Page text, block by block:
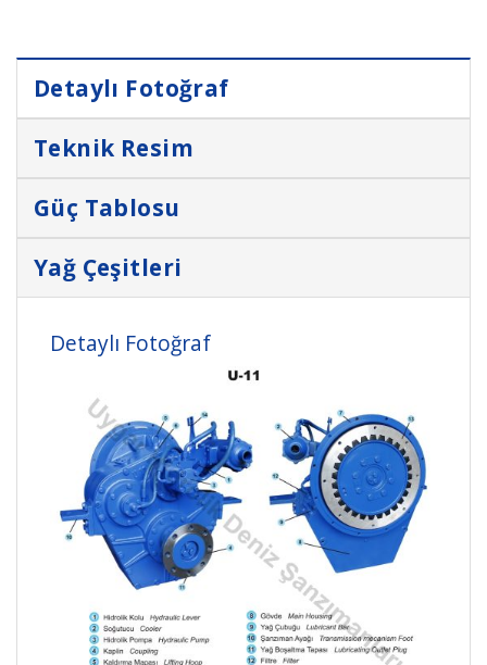
Detaylı Fotoğraf
Teknik Resim
Güç Tablosu
Yağ Çeşitleri
Detaylı Fotoğraf